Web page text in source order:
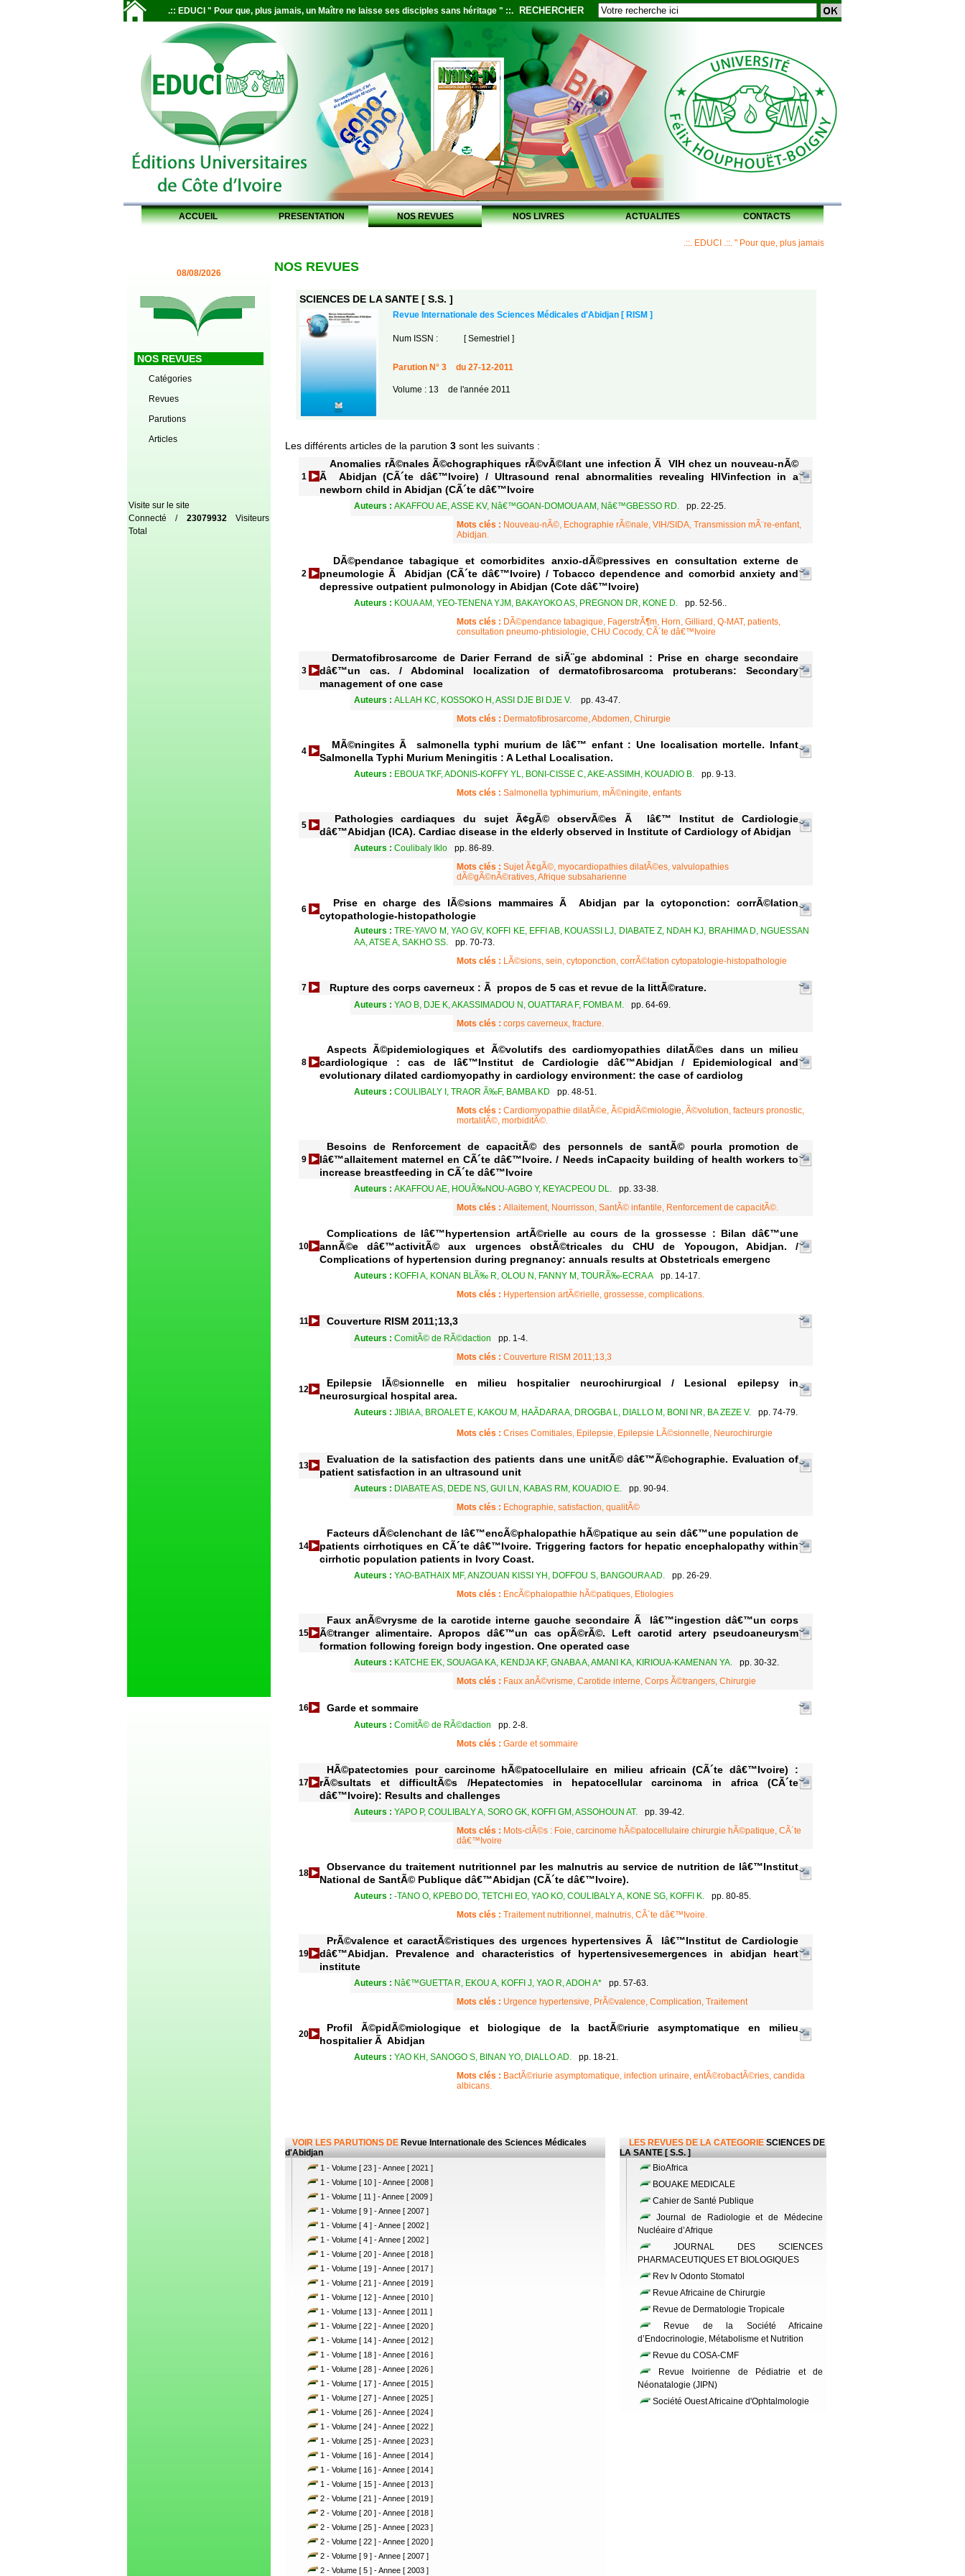
.:: EDUCI " Pour que, plus jamais, un Maître ne laisse ses disciples sans héritage " ::. RECHERCHER
ACCUEIL PRESENTATION NOS REVUES NOS LIVRES ACTUALITES CONTACTS
.::. EDUCI .::. " Pour que, plus jamais, un Maître ne laisse ses disciples sans
08/08/2026
NOS REVUES
Catégories
Revues
Parutions
Articles
Visite sur le site
Connecté / 23079932Visiteurs
Total
NOS REVUES
SCIENCES DE LA SANTE [ S.S. ]
Revue Internationale des Sciences Médicales d'Abidjan [ RISM ]
Num ISSN : [ Semestriel ]
Parution N° 3 du 27-12-2011
Volume : 13 de l'année 2011
Les différents articles de la parution 3 sont les suivants :
1
Anomalies rÃ©nales Ã©chographiques rÃ©vÃ©lant une infection Ã VIH chez un nouveau-nÃ©
Ã Abidjan (CÃ´te dâ€™Ivoire) / Ultrasound renal abnormalities revealing HIVinfection in a
newborn child in Abidjan (CÃ´te dâ€™Ivoire
Auteurs : AKAFFOU AE, ASSE KV, Nâ€™GOAN-DOMOUA AM, Nâ€™GBESSO RD.
pp. 22-25.
Mots clés : Nouveau-nÃ©, Echographie rÃ©nale, VIH/SIDA, Transmission mÃ¨re-enfant,
Abidjan.
2
DÃ©pendance tabagique et comorbidites anxio-dÃ©pressives en consultation externe de
pneumologie Ã Abidjan (CÃ´te dâ€™Ivoire) / Tobacco dependence and comorbid anxiety and
depressive outpatient pulmonology in Abidjan (Cote dâ€™Ivoire)
Auteurs : KOUA AM, YEO-TENENA YJM, BAKAYOKO AS, PREGNON DR, KONE D.
pp. 52-56..
Mots clés : DÃ©pendance tabagique, FagerstrÃ¶m, Horn, Gilliard, Q-MAT, patients,
consultation pneumo-phtisiologie, CHU Cocody, CÃ´te dâ€™Ivoire
3
Dermatofibrosarcome de Darier Ferrand de siÃ¨ge abdominal : Prise en charge secondaire
dâ€™un cas. / Abdominal localization of dermatofibrosarcoma protuberans: Secondary
management of one case
Auteurs : ALLAH KC, KOSSOKO H, ASSI DJE BI DJE V.
pp. 43-47.
Mots clés : Dermatofibrosarcome, Abdomen, Chirurgie
4
MÃ©ningites Ã salmonella typhi murium de lâ€™ enfant : Une localisation mortelle. Infant
Salmonella Typhi Murium Meningitis : A Lethal Localisation.
Auteurs : EBOUA TKF, ADONIS-KOFFY YL, BONI-CISSE C, AKE-ASSIMH, KOUADIO B.
pp. 9-13.
Mots clés : Salmonella typhimurium, mÃ©ningite, enfants
5
Pathologies cardiaques du sujet Ã¢gÃ© observÃ©es Ã lâ€™ Institut de Cardiologie
dâ€™Abidjan (ICA). Cardiac disease in the elderly observed in Institute of Cardiology of Abidjan
Auteurs : Coulibaly Iklo
pp. 86-89.
Mots clés : Sujet Ã¢gÃ©, myocardiopathies dilatÃ©es, valvulopathies
dÃ©gÃ©nÃ©ratives, Afrique subsaharienne
6
Prise en charge des lÃ©sions mammaires Ã Abidjan par la cytoponction: corrÃ©lation
cytopathologie-histopathologie
Auteurs :TRE-YAVO M, YAO GV, KOFFI KE, EFFI AB, KOUASSI LJ, DIABATE Z, NDAH KJ, BRAHIMA D, NGUESSAN
AA, ATSE A, SAKHO SS.
pp. 70-73.
Mots clés : LÃ©sions, sein, cytoponction, corrÃ©lation cytopatologie-histopathologie
7 Rupture des corps caverneux : Ã propos de 5 cas et revue de la littÃ©rature.
Auteurs : YAO B, DJE K, AKASSIMADOU N, OUATTARA F, FOMBA M.
pp. 64-69.
Mots clés : corps caverneux, fracture.
8
Aspects Ã©pidemiologiques et Ã©volutifs des cardiomyopathies dilatÃ©es dans un milieu
cardiologique : cas de lâ€™Institut de Cardiologie dâ€™Abidjan / Epidemiological and
evolutionary dilated cardiomyopathy in cardiology environment: the case of cardiolog
Auteurs : COULIBALY I, TRAOR Ã‰F, BAMBA KD
pp. 48-51.
Mots clés : Cardiomyopathie dilatÃ©e, Ã©pidÃ©miologie, Ã©volution, facteurs pronostic,
mortalitÃ©, morbiditÃ©.
9
Besoins de Renforcement de capacitÃ© des personnels de santÃ© pourla promotion de
lâ€™allaitement maternel en CÃ´te dâ€™Ivoire. / Needs inCapacity building of health workers to
increase breastfeeding in CÃ´te dâ€™Ivoire
Auteurs : AKAFFOU AE, HOUÃ‰NOU-AGBO Y, KEYACPEOU DL.
pp. 33-38.
Mots clés : Allaitement, Nourrisson, SantÃ© infantile, Renforcement de capacitÃ©.
10
Complications de lâ€™hypertension artÃ©rielle au cours de la grossesse : Bilan dâ€™une
annÃ©e dâ€™activitÃ© aux urgences obstÃ©tricales du CHU de Yopougon, Abidjan. /
Complications of hypertension during pregnancy: annuals results at Obstetricals emergenc
Auteurs : KOFFI A, KONAN BLÃ‰ R, OLOU N, FANNY M, TOURÃ‰-ECRA A
pp. 14-17.
Mots clés : Hypertension artÃ©rielle, grossesse, complications.
11 Couverture RISM 2011;13,3
Auteurs : ComitÃ© de RÃ©daction
pp. 1-4.
Mots clés : Couverture RISM 2011;13,3
12
Epilepsie lÃ©sionnelle en milieu hospitalier neurochirurgical / Lesional epilepsy in
neurosurgical hospital area.
Auteurs : JIBIA A, BROALET E, KAKOU M, HAÃDARA A, DROGBA L, DIALLO M, BONI NR, BA ZEZE V. pp. 74-79.
Mots clés : Crises Comitiales, Epilepsie, Epilepsie LÃ©sionnelle, Neurochirurgie
13
Evaluation de la satisfaction des patients dans une unitÃ© dâ€™Ã©chographie. Evaluation of
patient satisfaction in an ultrasound unit
Auteurs : DIABATE AS, DEDE NS, GUI LN, KABAS RM, KOUADIO E.
pp. 90-94.
Mots clés : Echographie, satisfaction, qualitÃ©
14
Facteurs dÃ©clenchant de lâ€™encÃ©phalopathie hÃ©patique au sein dâ€™une population de
patients cirrhotiques en CÃ´te dâ€™Ivoire. Triggering factors for hepatic encephalopathy within
cirrhotic population patients in Ivory Coast.
Auteurs : YAO-BATHAIX MF, ANZOUAN KISSI YH, DOFFOU S, BANGOURA AD.
pp. 26-29.
Mots clés : EncÃ©phalopathie hÃ©patiques, Etiologies
15
Faux anÃ©vrysme de la carotide interne gauche secondaire Ã lâ€™ingestion dâ€™un corps
Ã©tranger alimentaire. Apropos dâ€™un cas opÃ©rÃ©. Left carotid artery pseudoaneurysm
formation following foreign body ingestion. One operated case
Auteurs : KATCHE EK, SOUAGA KA, KENDJA KF, GNABA A, AMANI KA, KIRIOUA-KAMENAN YA.
pp. 30-32.
Mots clés : Faux anÃ©vrisme, Carotide interne, Corps Ã©trangers, Chirurgie
16 Garde et sommaire
Auteurs : ComitÃ© de RÃ©daction
pp. 2-8.
Mots clés : Garde et sommaire
17
HÃ©patectomies pour carcinome hÃ©patocellulaire en milieu africain (CÃ´te dâ€™Ivoire) :
rÃ©sultats et difficultÃ©s /Hepatectomies in hepatocellular carcinoma in africa (CÃ´te
dâ€™Ivoire): Results and challenges
Auteurs : YAPO P, COULIBALY A, SORO GK, KOFFI GM, ASSOHOUN AT.
pp. 39-42.
Mots clés : Mots-clÃ©s : Foie, carcinome hÃ©patocellulaire chirurgie hÃ©patique, CÃ´te
dâ€™Ivoire
18
Observance du traitement nutritionnel par les malnutris au service de nutrition de lâ€™Institut
National de SantÃ© Publique dâ€™Abidjan (CÃ´te dâ€™Ivoire).
Auteurs : -TANO O, KPEBO DO, TETCHI EO, YAO KO, COULIBALY A, KONE SG, KOFFI K.
pp. 80-85.
Mots clés : Traitement nutritionnel, malnutris, CÃ´te dâ€™Ivoire.
19
PrÃ©valence et caractÃ©ristiques des urgences hypertensives Ã lâ€™Institut de Cardiologie
dâ€™Abidjan. Prevalence and characteristics of hypertensivesemergences in abidjan heart
institute
Auteurs : Nâ€™GUETTA R, EKOU A, KOFFI J, YAO R, ADOH A*
pp. 57-63.
Mots clés : Urgence hypertensive, PrÃ©valence, Complication, Traitement
20
Profil Ã©pidÃ©miologique et biologique de la bactÃ©riurie asymptomatique en milieu
hospitalier Ã Abidjan
Auteurs : YAO KH, SANOGO S, BINAN YO, DIALLO AD.
pp. 18-21.
Mots clés : BactÃ©riurie asymptomatique, infection urinaire, entÃ©robactÃ©ries, candida
albicans.
VOIR LES PARUTIONS DE Revue Internationale des Sciences Médicales
d'Abidjan
1 - Volume [ 23 ] - Annee [ 2021 ]
1 - Volume [ 10 ] - Annee [ 2008 ]
1 - Volume [ 11 ] - Annee [ 2009 ]
1 - Volume [ 9 ] - Annee [ 2007 ]
1 - Volume [ 4 ] - Annee [ 2002 ]
1 - Volume [ 4 ] - Annee [ 2002 ]
1 - Volume [ 20 ] - Annee [ 2018 ]
1 - Volume [ 19 ] - Annee [ 2017 ]
1 - Volume [ 21 ] - Annee [ 2019 ]
1 - Volume [ 12 ] - Annee [ 2010 ]
1 - Volume [ 13 ] - Annee [ 2011 ]
1 - Volume [ 22 ] - Annee [ 2020 ]
1 - Volume [ 14 ] - Annee [ 2012 ]
1 - Volume [ 18 ] - Annee [ 2016 ]
1 - Volume [ 28 ] - Annee [ 2026 ]
1 - Volume [ 17 ] - Annee [ 2015 ]
1 - Volume [ 27 ] - Annee [ 2025 ]
1 - Volume [ 26 ] - Annee [ 2024 ]
1 - Volume [ 24 ] - Annee [ 2022 ]
1 - Volume [ 25 ] - Annee [ 2023 ]
1 - Volume [ 16 ] - Annee [ 2014 ]
1 - Volume [ 16 ] - Annee [ 2014 ]
1 - Volume [ 15 ] - Annee [ 2013 ]
2 - Volume [ 21 ] - Annee [ 2019 ]
2 - Volume [ 20 ] - Annee [ 2018 ]
2 - Volume [ 25 ] - Annee [ 2023 ]
2 - Volume [ 22 ] - Annee [ 2020 ]
2 - Volume [ 9 ] - Annee [ 2007 ]
2 - Volume [ 5 ] - Annee [ 2003 ]
LES REVUES DE LA CATEGORIE SCIENCES DE
LA SANTE [ S.S. ]
BioAfrica
BOUAKE MEDICALE
Cahier de Santé Publique
Journal de Radiologie et de Médecine
Nucléaire d’Afrique
JOURNAL DES SCIENCES
PHARMACEUTIQUES ET BIOLOGIQUES
Rev Iv Odonto Stomatol
Revue Africaine de Chirurgie
Revue de Dermatologie Tropicale
Revue de la Société Africaine
d’Endocrinologie, Métabolisme et Nutrition
Revue du COSA-CMF
Revue Ivoirienne de Pédiatrie et de
Néonatalogie (JIPN)
Société Ouest Africaine d'Ophtalmologie